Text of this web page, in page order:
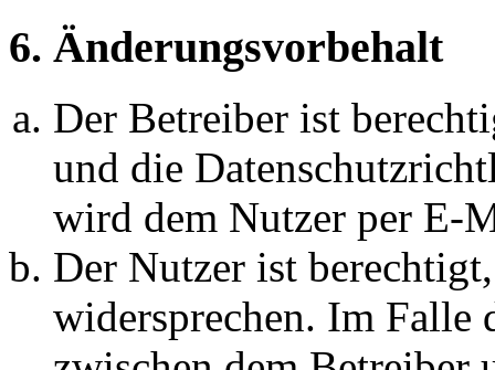
6. Änderungsvorbehalt
Der Betreiber ist
und die
wird dem Nutzer per E-
Der Nutzer ist
widersprechen. Im Falle